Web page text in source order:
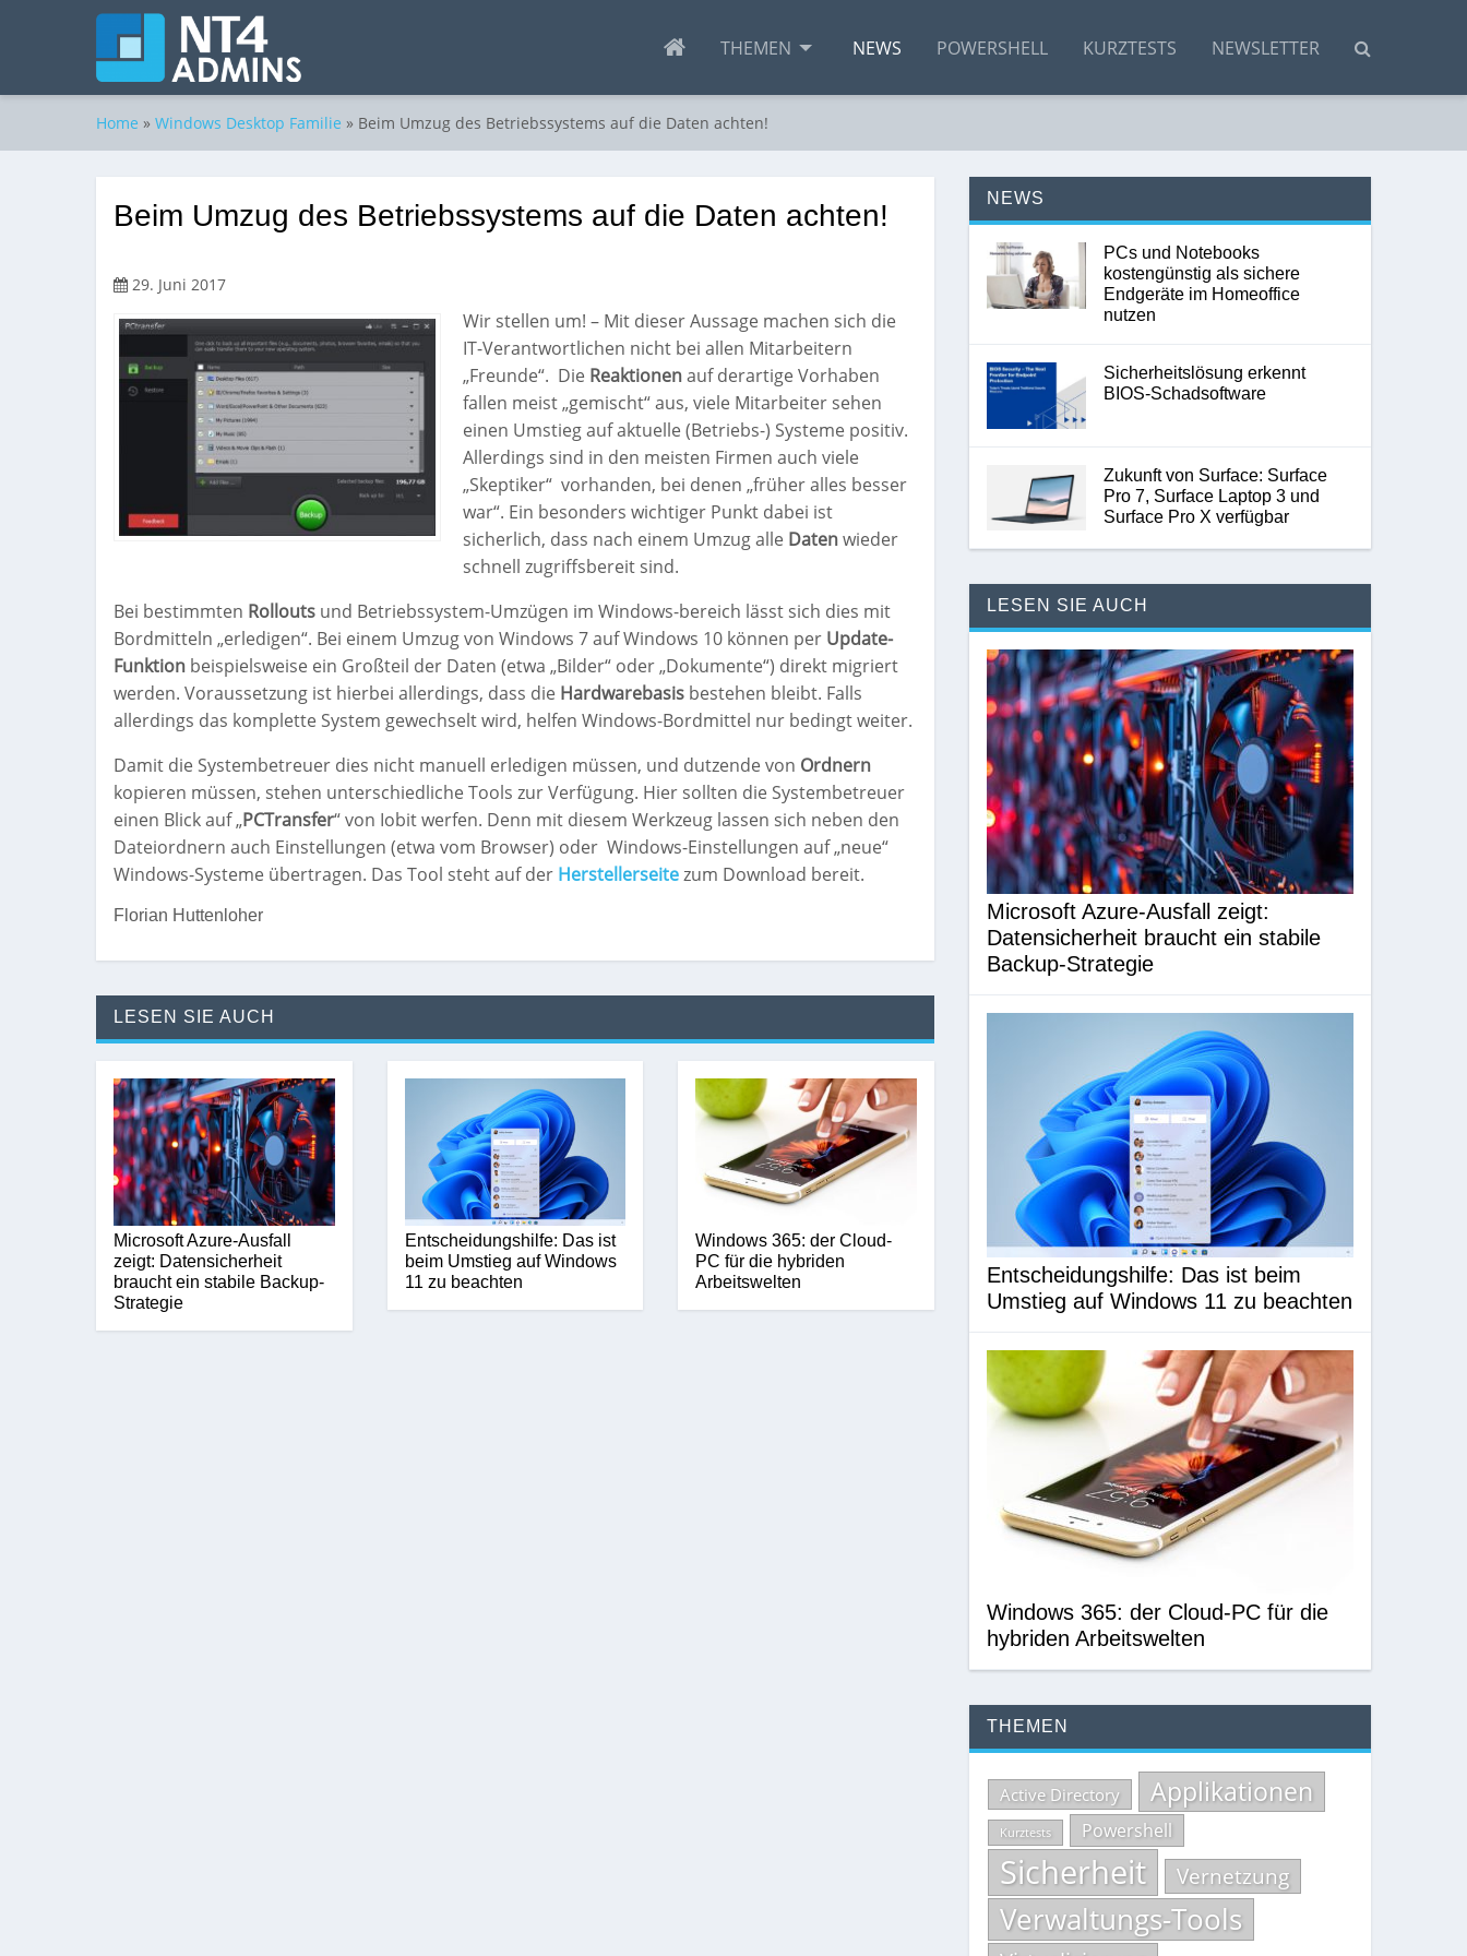
THEMEN NEWS POWERSHELL KURZTESTS NEWSLETTER
Home » Windows Desktop Familie » Beim Umzug des Betriebssystems auf die Daten achten!
Beim Umzug des Betriebssystems auf die Daten achten!
29. Juni 2017
Wir stellen um! – Mit dieser Aussage machen sich die
IT-Verantwortlichen nicht bei allen Mitarbeitern
„Freunde“. Die Reaktionenauf derartige Vorhaben
fallen meist „gemischt“ aus, viele Mitarbeiter sehen
einen Umstieg auf aktuelle (Betriebs-) Systeme positiv.
Allerdings sind in den meisten Firmen auch viele
„Skeptiker“ vorhanden, bei denen „früher alles besser
war“. Ein besonders wichtiger Punkt dabei ist
sicherlich, dass nach einem Umzug alle Datenwieder
schnell zugriffsbereit sind.
Bei bestimmten Rollouts und Betriebssystem-Umzügen im Windows-bereich lässt sich dies mit
Bordmitteln „erledigen“. Bei einem Umzug von Windows 7 auf Windows 10 können per Update-
Funktion beispielsweise ein Großteil der Daten (etwa „Bilder“ oder „Dokumente“) direkt migriert
werden. Voraussetzung ist hierbei allerdings, dass die Hardwarebasis bestehen bleibt. Falls
allerdings das komplette System gewechselt wird, helfen Windows-Bordmittel nur bedingt weiter.
Damit die Systembetreuer dies nicht manuell erledigen müssen, und dutzende von Ordnern
kopieren müssen, stehen unterschiedliche Tools zur Verfügung. Hier sollten die Systembetreuer
einen Blick auf „PCTransfer“ von Iobit werfen. Denn mit diesem Werkzeug lassen sich neben den
Dateiordnern auch Einstellungen (etwa vom Browser) oder Windows-Einstellungen auf „neue“
Windows-Systeme übertragen. Das Tool steht auf der Herstellerseitezum Download bereit.
Florian Huttenloher
LESEN SIE AUCH
Microsoft Azure-Ausfall
zeigt: Datensicherheit
braucht ein stabile Backup-
Strategie
Entscheidungshilfe: Das ist
beim Umstieg auf Windows
11 zu beachten
Windows 365: der Cloud-
PC für die hybriden
Arbeitswelten
NEWS
PCs und Notebooks
kostengünstig als sichere
Endgeräte im Homeoffice
nutzen
Sicherheitslösung erkennt
BIOS-Schadsoftware
Zukunft von Surface: Surface
Pro 7, Surface Laptop 3 und
Surface Pro X verfügbar
LESEN SIE AUCH
Microsoft Azure-Ausfall zeigt:
Datensicherheit braucht ein stabile
Backup-Strategie
Entscheidungshilfe: Das ist beim
Umstieg auf Windows 11 zu beachten
Windows 365: der Cloud-PC für die
hybriden Arbeitswelten
THEMEN
Active Directory Applikationen
Kurztests Powershell
Sicherheit Vernetzung
Verwaltungs-Tools